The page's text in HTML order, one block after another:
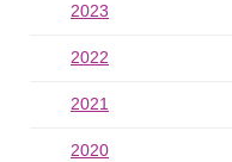
2023
2022
2021
2020